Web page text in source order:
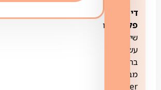
דיסקברי
פלוס:
הינו
שירות
עשיר
בתוכן
מבית
Warner